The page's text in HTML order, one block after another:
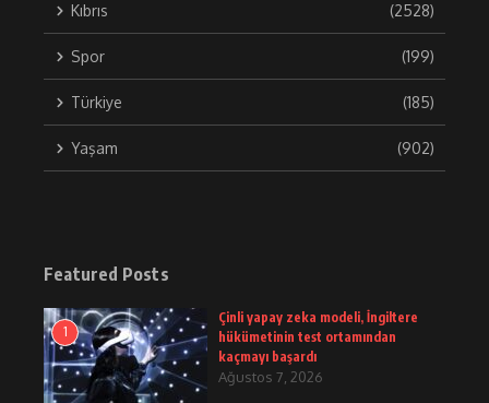
Kıbrıs (2528)
Spor (199)
Türkiye (185)
Yaşam (902)
Featured Posts
1
Çinli yapay zeka modeli, İngiltere
hükümetinin test ortamından
kaçmayı başardı
Ağustos 7, 2026